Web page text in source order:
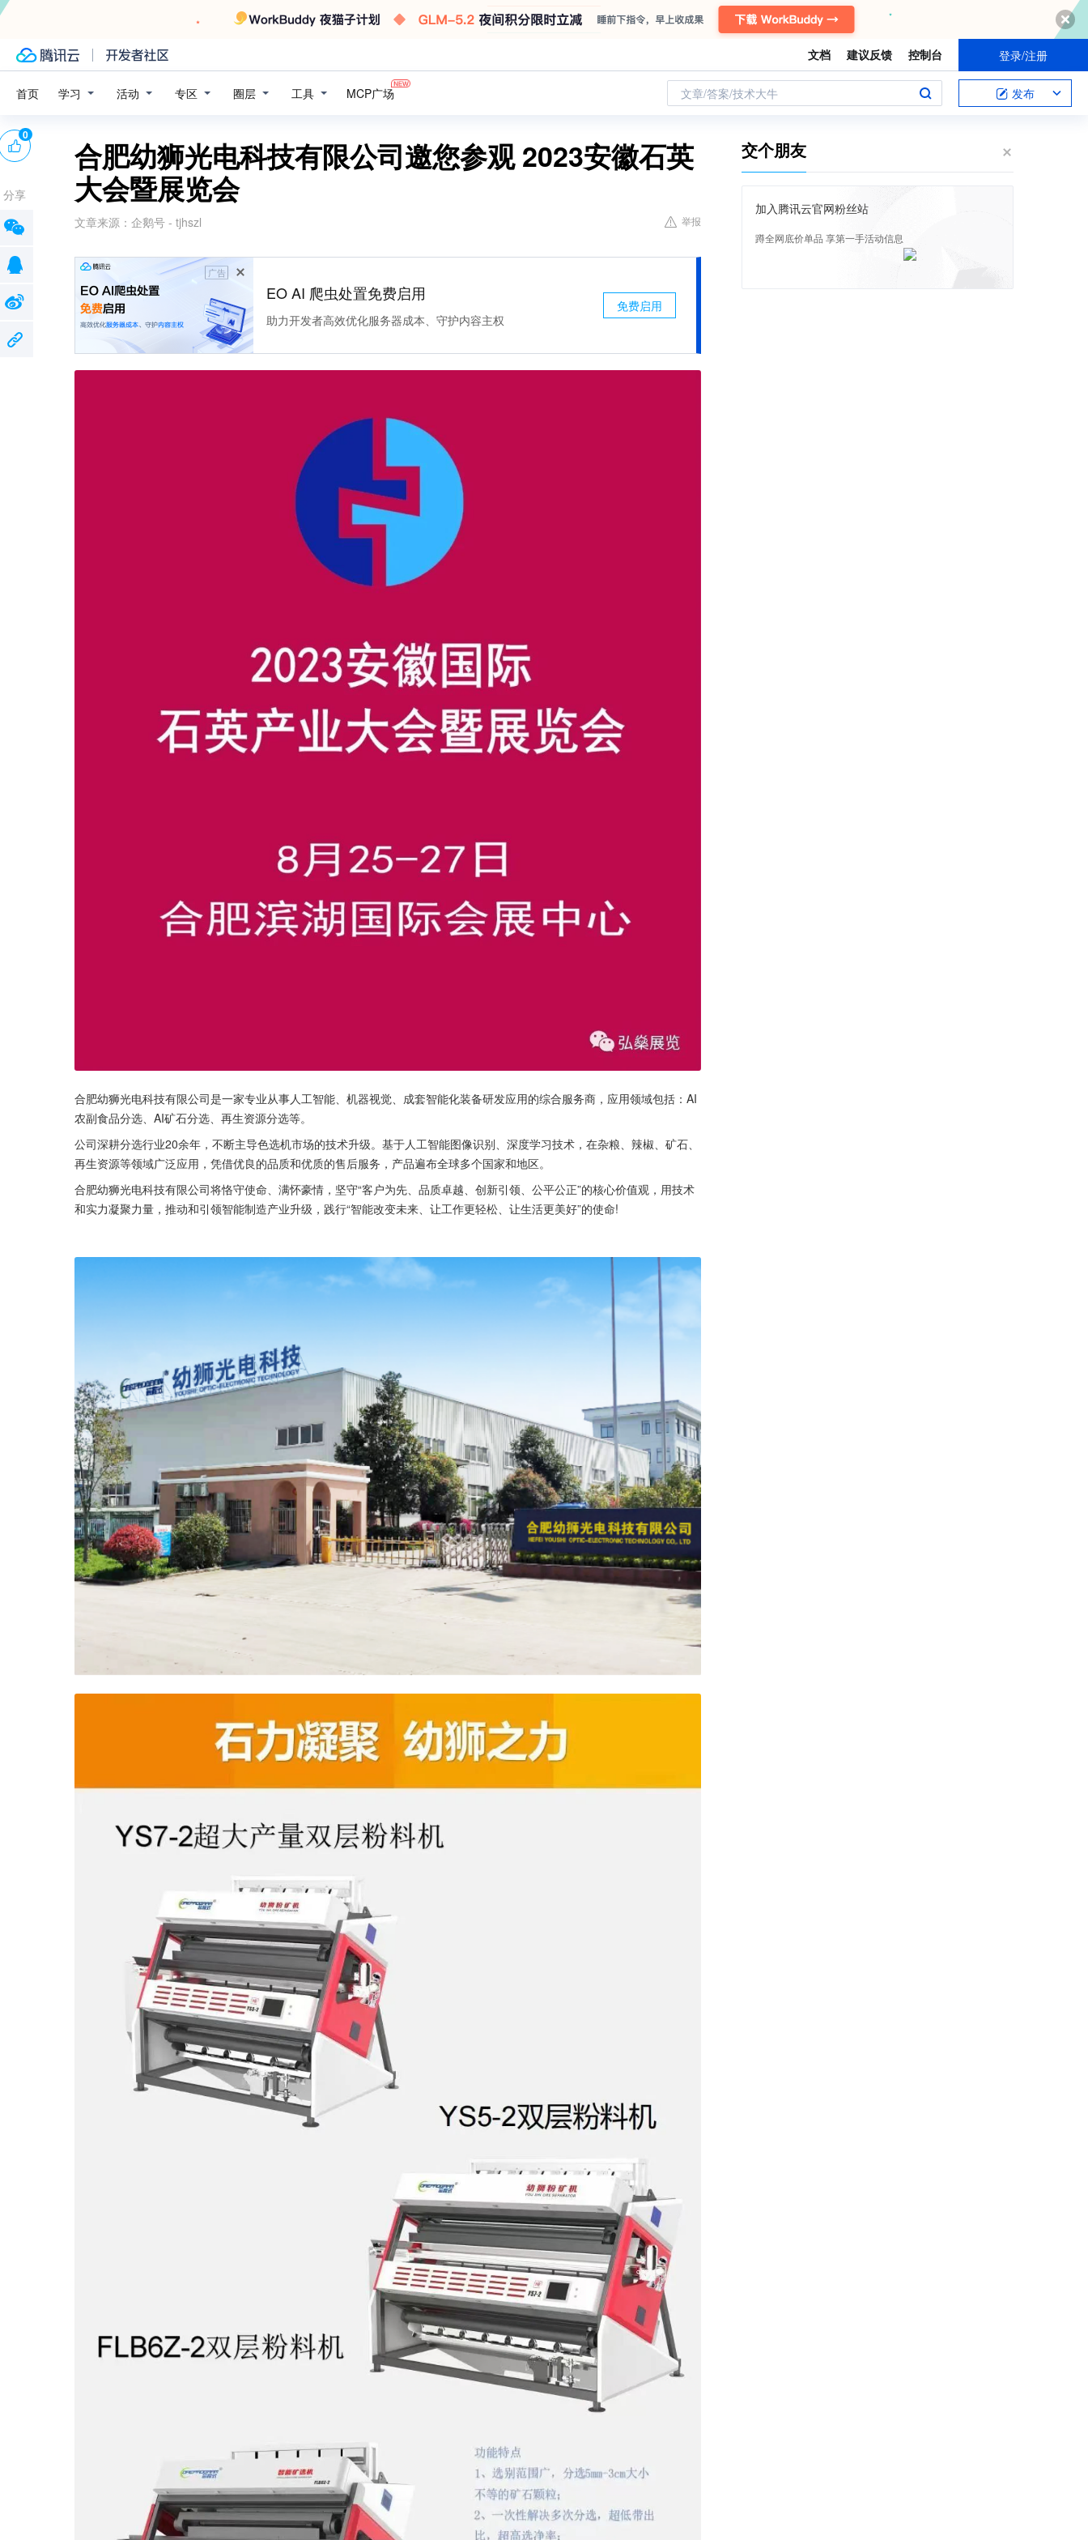
文档 建议反馈 控制台 登录/注册
首页 学习 活动 专区 圈层 工具 MCP广场 文章/答案/技术大牛 发布
合肥幼狮光电科技有限公司邀您参观 2023安徽石英
大会暨展览会
文章来源： 企鹅号 - tjhszl 举报
广告
EO AI 爬虫处置免费启用
助力开发者高效优化服务器成本、守护内容主权
免费启用
合肥幼狮光电科技有限公司是一家专业从事人工智能、机器视觉、成套智能化装备研发应用的综合服务商，应用领域包括：AI
农副食品分选、AI矿石分选、再生资源分选等。
公司深耕分选行业20余年，不断主导色选机市场的技术升级。基于人工智能图像识别、深度学习技术，在杂粮、辣椒、矿石、
再生资源等领域广泛应用，凭借优良的品质和优质的售后服务，产品遍布全球多个国家和地区。
合肥幼狮光电科技有限公司将恪守使命、满怀豪情，坚守“客户为先、品质卓越、创新引领、公平公正”的核心价值观，用技术
和实力凝聚力量，推动和引领智能制造产业升级，践行“智能改变未来、让工作更轻松、让生活更美好”的使命!
0
分享
交个朋友
加入腾讯云官网粉丝站
蹲全网底价单品 享第一手活动信息